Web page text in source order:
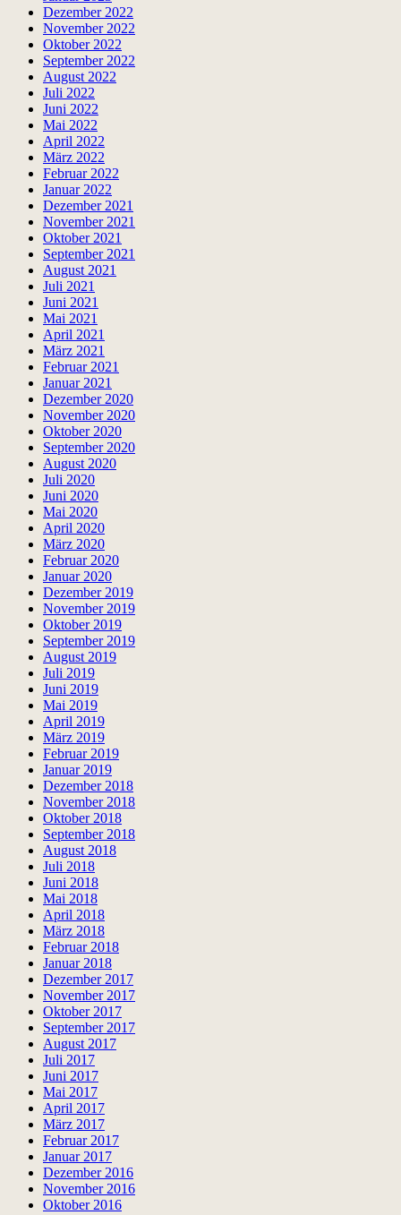
Dezember 2022
November 2022
Oktober 2022
September 2022
August 2022
Juli 2022
Juni 2022
Mai 2022
April 2022
März 2022
Februar 2022
Januar 2022
Dezember 2021
November 2021
Oktober 2021
September 2021
August 2021
Juli 2021
Juni 2021
Mai 2021
April 2021
März 2021
Februar 2021
Januar 2021
Dezember 2020
November 2020
Oktober 2020
September 2020
August 2020
Juli 2020
Juni 2020
Mai 2020
April 2020
März 2020
Februar 2020
Januar 2020
Dezember 2019
November 2019
Oktober 2019
September 2019
August 2019
Juli 2019
Juni 2019
Mai 2019
April 2019
März 2019
Februar 2019
Januar 2019
Dezember 2018
November 2018
Oktober 2018
September 2018
August 2018
Juli 2018
Juni 2018
Mai 2018
April 2018
März 2018
Februar 2018
Januar 2018
Dezember 2017
November 2017
Oktober 2017
September 2017
August 2017
Juli 2017
Juni 2017
Mai 2017
April 2017
März 2017
Februar 2017
Januar 2017
Dezember 2016
November 2016
Oktober 2016